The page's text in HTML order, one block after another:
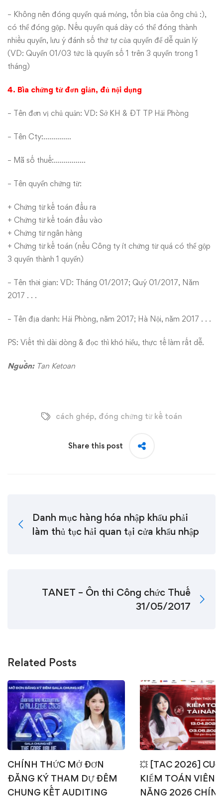
– Không nên đóng quyển quá mỏng, tốn bìa của ông chủ :),
có thể đóng gộp. Nếu quyển quá dày có thể đóng thành
nhiều quyển, lưu ý đánh số thứ tự của quyển để dễ quản lý
(VD: Quyển 01/03 tức là quyển số 1 trên 3 quyển trong 1
tháng)
4. Bìa chứng từ đơn giản, đủ nội dụng
– Tên đơn vị chủ quản: VD: Sở KH & ĐT TP Hải Phòng
– Tên Cty:…………..
– Mã số thuế:…………….
– Tên quyển chứng từ:
+ Chứng từ kế toán đầu ra
+ Chứng từ kế toán đầu vào
+ Chứng từ ngân hàng
+ Chứng từ kế toán (nếu Công ty ít chứng từ quá có thể gộp
3 quyển thành 1 quyển)
– Tên thời gian: VD: Tháng 01/2017; Quý 01/2017, Năm
2017 . . .
– Tên địa danh: Hải Phòng, năm 2017; Hà Nội, năm 2017 . . .
PS: Viết thì dài dòng & đọc thì khó hiểu, thực tế làm rất dễ.
Nguồn: Tan Ketoan
cách ghép, đóng chứng từ kế toán
Share this post
Danh mục hàng hóa nhập khẩu phải
làm thủ tục hải quan tại cửa khẩu nhập
TANET – Ôn thi Công chức Thuế
31/05/2017
Related Posts
CHÍNH THỨC MỞ ĐƠN
ĐĂNG KÝ THAM DỰ ĐÊM
CHUNG KẾT AUDITING
💥 [TAC 2026]
KIỂM TOÁN VIÊN
NĂNG 2026